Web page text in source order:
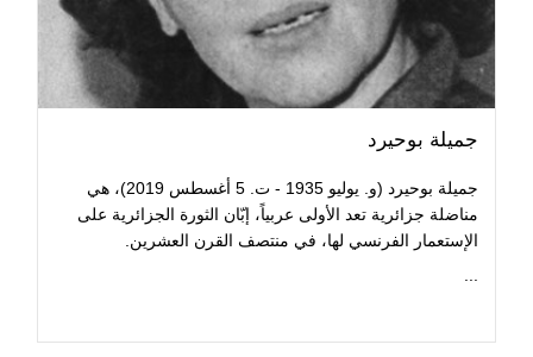
جميلة بوحيرد
جميلة بوحيرد (و. يوليو 1935 - ت. 5 أغسطس 2019)، هي
مناضلة جزائرية تعد الأولى عربياً، إبّان الثورة الجزائرية على
الإستعمار الفرنسي لها، في منتصف القرن العشرين.
...